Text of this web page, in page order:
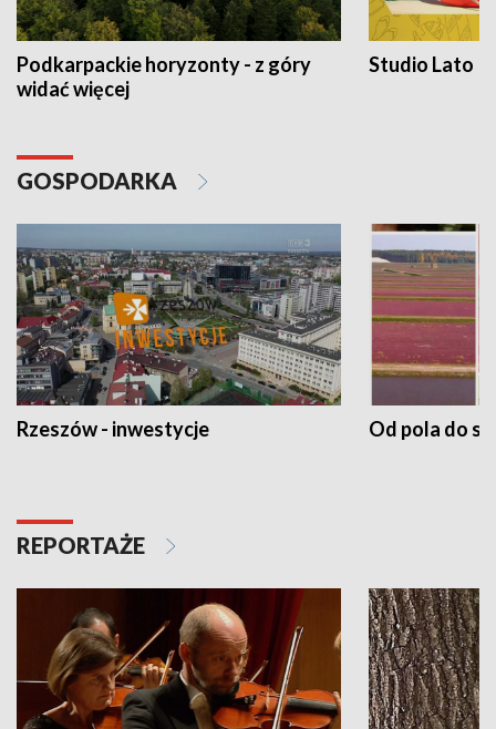
Podkarpackie horyzonty - z góry
widać więcej
Studio Lato
GOSPODARKA
Rzeszów - inwestycje Od pola do
REPORTAŻE